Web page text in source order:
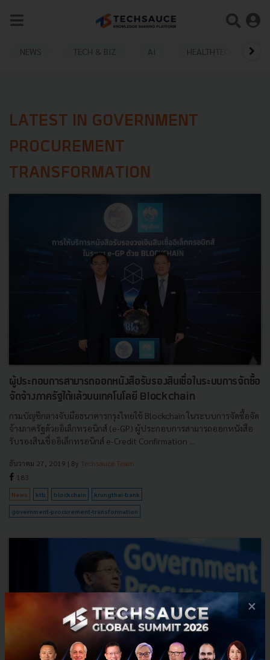
NEWS TECH & BIZ AI HEALTHTECH
LATEST IN GOVERNMENT
PROCUREMENT
TRANSFORMATION
ผู้ประกอบการสามารถออกหนังสือรับรองสินเชื่อในระบบการจัดซื้อ
จัดจ้างภาครัฐได้แล้วบนเทคโนโลยี Blockchain
กรมบัญชีกลางจับมือธนาคารกรุงไทยใช้ Blockchain ในระบบการจัดซื้อจัด
จ้างภาครัฐด้วยอิเล็กทรอนิกส์ (e-GP) ผู้ประกอบการสามารถออกหนังสือ
รับรองสินเชื่ออิเล็กทรอนิกส์ e-Credit Confirmation ...
ธันวาคม 27, 2019 | By Techsauce Team
183
News ktb blockchain krungthai-bank
government-procurement-transformation
×